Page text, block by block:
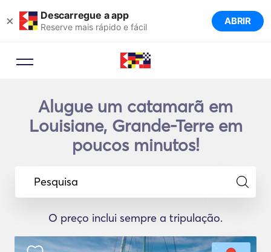
× Descarregue a app
Reserve mais rápido e fácil ABRIR
Alugue um catamarã em
Louisiane, Grande-Terre em
poucos minutos!
Pesquisa
O preço inclui sempre a tripulação.